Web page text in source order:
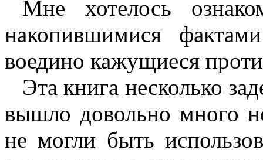
Мне хотелось
накопившимися
воедино кажущиеся
Эта книга несколько
вышло довольно много
не могли быть